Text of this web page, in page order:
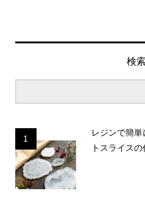
検索
1
レジンで簡
トスライス